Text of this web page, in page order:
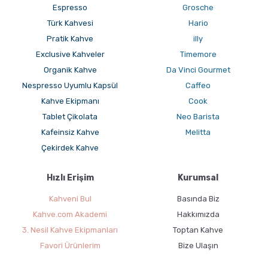
Mokapot Nasıl Kullanılır ?
Espresso
Türk Kahvesi
Pratik Kahve
Exclusive Kahveler
Organik Kahve
Nespresso Uyumlu Kapsül
Kahve Ekipmanı
Tablet Çikolata
Kafeinsiz Kahve
Çekirdek Kahve
Grosche
Hario
illy
Timemore
Da Vinci Gourmet
Caffeo
Cook
Neo Barista
Melitta
Hızlı Erişim
Kahveni Bul
Kahve.com Akademi
3. Nesil Kahve Ekipmanları
Favori Ürünlerim
Kurumsal
Basında Biz
Hakkımızda
Toptan Kahve
Bize Ulaşın